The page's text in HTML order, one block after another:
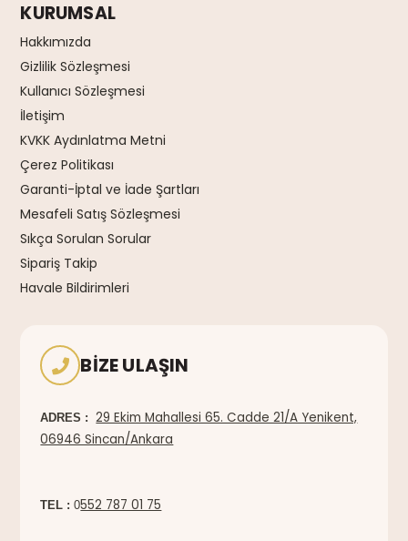
KURUMSAL
Hakkımızda
Gizlilik Sözleşmesi
Kullanıcı Sözleşmesi
İletişim
KVKK Aydınlatma Metni
Çerez Politikası
Garanti-İptal ve İade Şartları
Mesafeli Satış Sözleşmesi
Sıkça Sorulan Sorular
Sipariş Takip
Havale Bildirimleri
BIZE ULAŞIN
ADRES :
29 Ekim Mahallesi 65. Cadde 21/A Yenikent,
06946 Sincan/Ankara
TEL : 0552 787 01 75